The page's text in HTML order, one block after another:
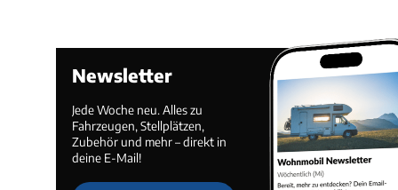
Newsletter
Jede Woche neu. Alles zu
Fahrzeugen, Stellplätzen,
Zubehör und mehr – direkt in
deine E-Mail!